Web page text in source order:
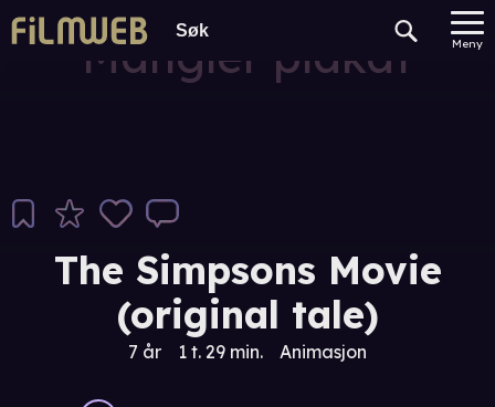
Meny
Mangler plakat
The Simpsons Movie
(original tale)
7 år 1 t. 29 min. Animasjon